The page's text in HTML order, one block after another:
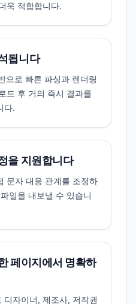
욱 적합합니다.
됩니다
으로 빠른 파싱과 렌더링
드 후 거의 즉시 결과를
다.
을 지원합니다
문자 대응 관계를 조정하
일을 내보낼 수 있습니
페이지에서 명확하
디자이너, 제조사, 저작권